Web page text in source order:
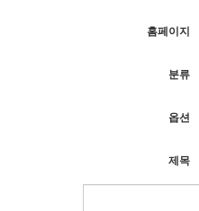
홈페이지
분류
옵션
제목